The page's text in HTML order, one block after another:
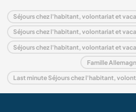
Famille